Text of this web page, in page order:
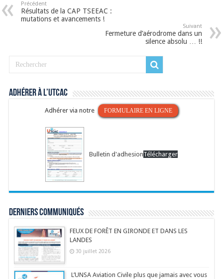
Précédent
Résultats de la CAP TSEEAC :
mutations et avancements !
Suivant
Fermeture d’aérodrome dans un
silence absolu … !!
Adhérer à l’UTCAC
Adhérer via notre FORMULAIRE EN LIGNE
Bulletin d'adhesionTélécharger
Derniers communiqués
FEUX DE FORÊT EN GIRONDE ET DANS LES
LANDES
30 juillet 2026
L’UNSA Aviation Civile plus que jamais avec vous